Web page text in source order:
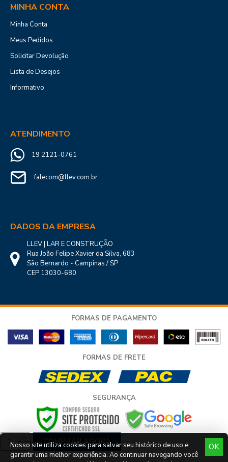
COMPRAR AGORA
MINHA CONTA
Minha Conta
Meus Pedidos
Solicitar Devolução
Lista de Desejos
Informativo
ATENDIMENTO
19 2121-0761
falecom@llev.com.br
DADOS DA EMPRESA
LLEV | LAR E CONSTRUÇÃO
Rua João Felipe Xavier da Silva, 683
São Bernardo - Campinas / SP
CEP 13030-680
FORMAS DE PAGAMENTO
FORMAS DE FRETE
SEGURANÇA
COPYRIGHT © LLEV LAR E CONSTRUÇÃO LTDA - TODOS OS DIREITOS
OK
Nosso site utiliza cookies para salvar seu histórico de uso e
garantir uma melhor experiência. Ao continuar navegando você